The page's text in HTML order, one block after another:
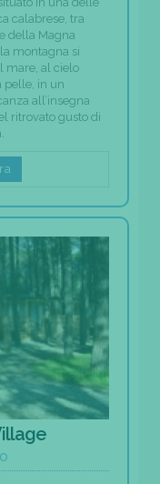
calabrese, tra
della Magna
montagna si
mare, al cielo
pelle, in un
all’insegna
ritrovato gusto di